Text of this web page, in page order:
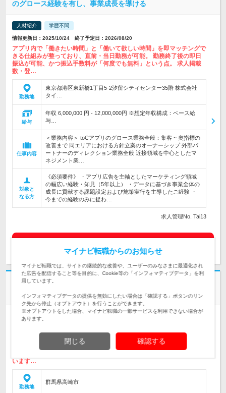
のグロース経験を有し、事業成長を導ける
人材紹介 学歴不問
情報更新日：2025/10/24 終了予定日：2026/08/20
アプリ内で「働きたい時間」と「働いて欲しい時間」を即マッチングで
きる仕組みが整っており、直前・当日勤務が可能。 勤務終了後の即日
振込が可能、かつ振込手数料が「何度でも無料」という点。 求人掲載
数・登…
勤務地
東京都港区東新橋1丁目5-2汐留シティセンター35階 株式会社
タイ…
給与
年収 6,000,000 円 - 12,000,000円 ※想定年収構成：ベース給
与…
仕事内容
＜業務内容＞ toCアプリのグロース業務全般：集客 ~ 奥指標の
改善まで 同エリアにおける方針立案のオーナーシップ 外部パ
ートナーのディレクション業務全般 近接領域を中心としたマ
ネジメント業…
対象と
なる方
《必須要件》 ・アプリ広告を主軸としたマーケティング領域
の幅広い経験・知見（5年以上） ・データに基づき事業全体の
成長に貢献する課題設定および施策実行を主導したご経験 ・
今までの経験のみに捉わ…
求人管理No. Tai13
社名非公開
営業マネジャー
人材紹介
業界知識やサービス知識は入社後しっかり研修するため、業界未経験の
方も大歓迎です！ 本ポジションでは、お持ちの営業スキルや能力を存
います…
勤務地
群馬県高崎市
マイナビ転職からのお知らせ
マイナビ転職では、サイトの継続的な改善や、ユーザーのみなさまに最適化され
た広告を配信すること等を目的に、Cookie等の「インフォマティブデータ」を利
用しています。
インフォマティブデータの提供を無効にしたい場合は「確認する」ボタンのリン
ク先から停止（オプトアウト）を行うことができます。
※オプトアウトをした場合、マイナビ転職の一部サービスを利用できない場合が
あります。
閉じる 確認する